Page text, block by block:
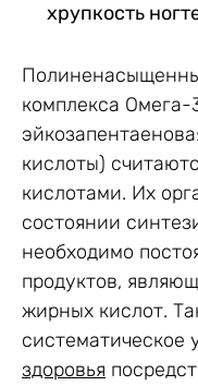
хрупкость
комплекса Омега-
кислоты)
кислотами. Их
состоянии
необходимо
продуктов,
жирных кислот.
систематическое
здоровья